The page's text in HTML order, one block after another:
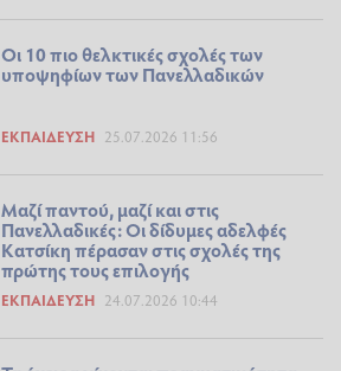
Οι 10 πιο θελκτικές σχολές των
υποψηφίων των Πανελλαδικών
ΕΚΠΑΊΔΕΥΣΗ 25.07.2026 11:56
Μαζί παντού, μαζί και στις
Πανελλαδικές: Οι δίδυμες αδελφές
Κατσίκη πέρασαν στις σχολές της
πρώτης τους επιλογής
ΕΚΠΑΊΔΕΥΣΗ 24.07.2026 10:44